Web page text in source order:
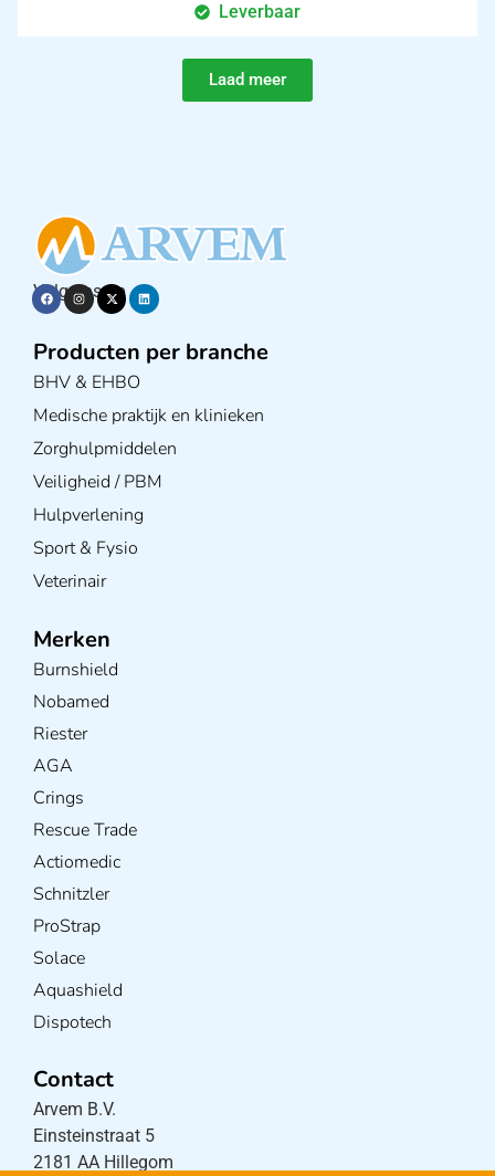
Leverbaar
Laad meer
Volg ons op
Producten per branche
BHV & EHBO
Medische praktijk en klinieken
Zorghulpmiddelen
Veiligheid / PBM
Hulpverlening
Sport & Fysio
Veterinair
Merken
Burnshield
Nobamed
Riester
AGA
Crings
Rescue Trade
Actiomedic
Schnitzler
ProStrap
Solace
Aquashield
Dispotech
Contact
Arvem B.V.
Einsteinstraat 5
2181 AA Hillegom